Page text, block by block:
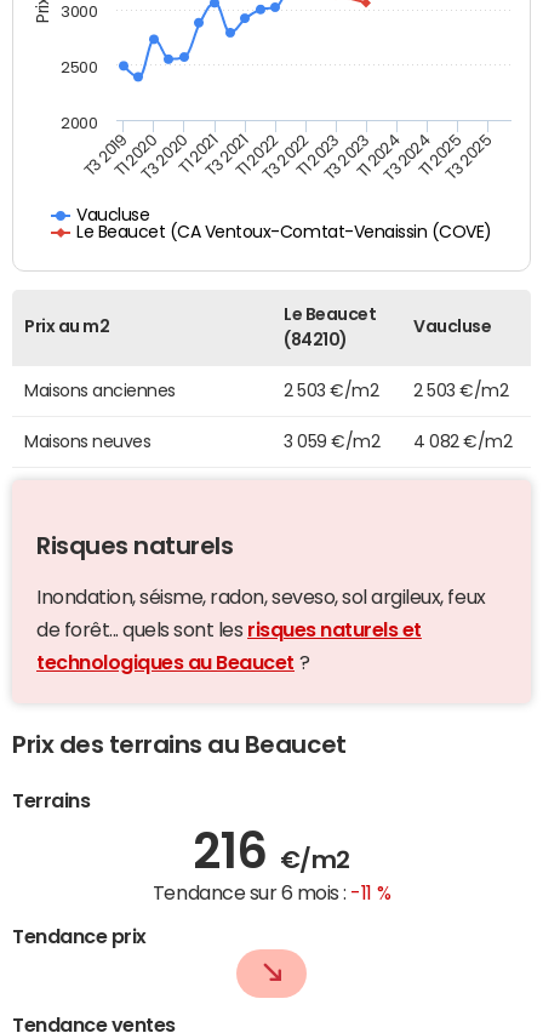
Vaucluse
Le Beaucet (CA Ventoux-Comtat-Venaissin (COVE)
T3 2019T1 2020T3 2020T1 2021T3 2021T1 2022T3 2022T1 2023T3 2023T1 2024T3 2024T1 2025T3 2025
2000
2500
3000
Prix au m2
Le Beaucet
(84210)
Vaucluse
Maisons anciennes 2 503 €/m2 2 503 €/m2
Maisons neuves 3 059 €/m2 4 082 €/m2
Risques naturels
Inondation, séisme, radon, seveso, sol argileux, feux
de forêt... quels sont les risques naturels et
technologiques au Beaucet ?
Prix des terrains au Beaucet
Terrains
216 €/m2
Tendance sur 6 mois : -11 %
Tendance prix
Tendance ventes